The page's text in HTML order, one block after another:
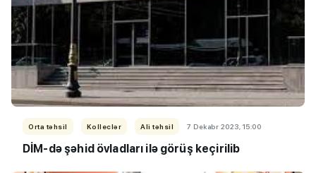
Orta təhsil Kolleclər Ali təhsil 7 Dekabr 2023, 15:00
DİM-də şəhid övladları ilə görüş keçirilib